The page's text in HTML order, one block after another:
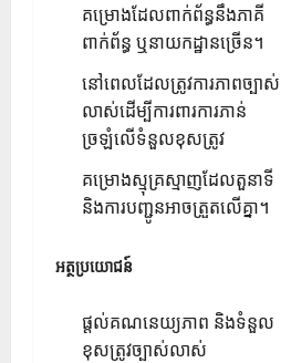
គម្រោងដែលពាក់ព័ន្ធនឹងភាគី
ពាក់ព័ន្ធ ឬនាយកដ្ឋានច្រើន។
នៅពេលដែលត្រូវការភាពច្បាស់
លាស់ដើម្បីការពារការភាន់
ច្រឡំលើទំនួលខុសត្រូវ
គម្រោងស្មុគ្រស្មាញដែលតួនាទី
និងការបញ្ជូនអាចត្រួតលើគ្នា។
អត្ថប្រយោជន៍
ផ្តល់គណនេយ្យភាព និងទំនួល
ខុសត្រូវច្បាស់លាស់